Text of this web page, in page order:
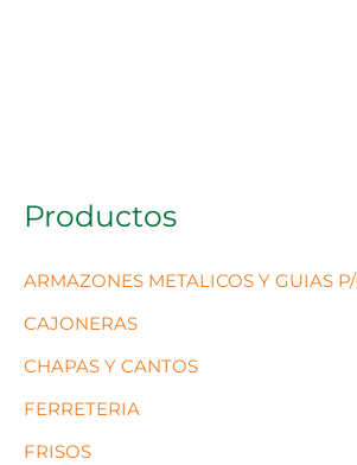
Productos
ARMAZONES METALICOS Y GUIAS
CAJONERAS
CHAPAS Y CANTOS
FERRETERIA
FRISOS